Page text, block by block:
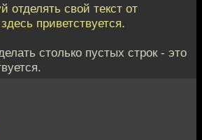
отделять свой текст от
приветствуется.
столько пустых строк - это